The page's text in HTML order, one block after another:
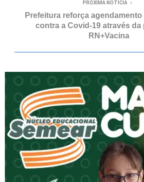
PRÓXIMA NOTÍCIA
Prefeitura reforça
contra a Covid-19 através da
RN+Vacina